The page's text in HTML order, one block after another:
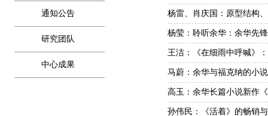
通知公告
研究团队
中心成果
杨雷、肖庆国：​原型结构
杨莹：聆听余华：余华先
王洁：《在细雨中呼喊》
马蔚：余华与福克纳的小
高玉：余华长篇小说新作
孙伟民：《活着》的畅销